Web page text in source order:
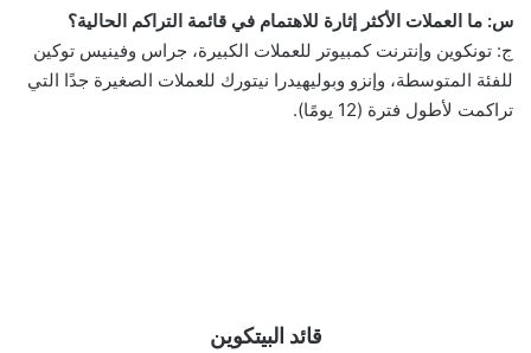
س: ما العملات الأكثر إثارة للاهتمام في قائمة التراكم الحالية؟
ج: تونكوين وإنترنت كمبيوتر للعملات الكبيرة، جراس وفينيس توكين
للفئة المتوسطة، وإنزو وبوليهيدرا نيتورك للعملات الصغيرة جدًا التي
تراكمت لأطول فترة (12 يومًا).
قائد البيتكوين